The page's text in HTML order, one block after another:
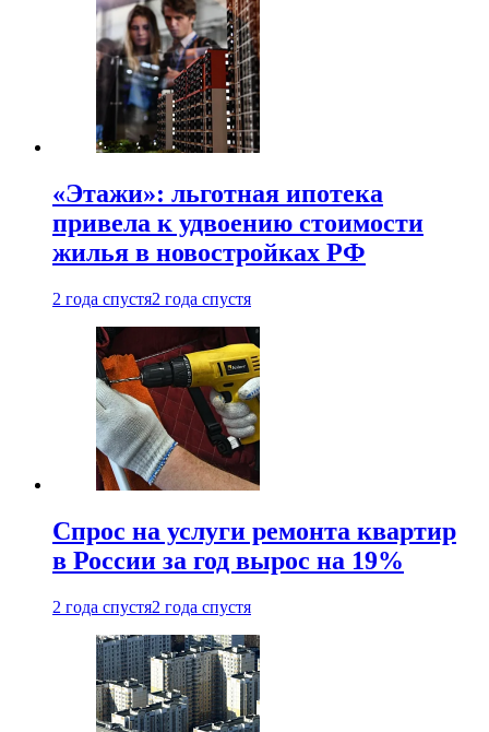
«Этажи»: льготная ипотека
привела к удвоению стоимости
жилья в новостройках РФ
2 года спустя2 года спустя
Спрос на услуги ремонта квартир
в России за год вырос на 19%
2 года спустя2 года спустя